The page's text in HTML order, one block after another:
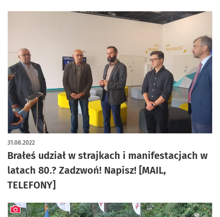
Brałeś udział w strajkach i manifestacjach w
latach 80.? Zadzwoń! Napisz! [MAIL,
TELEFONY]
31.08.2022